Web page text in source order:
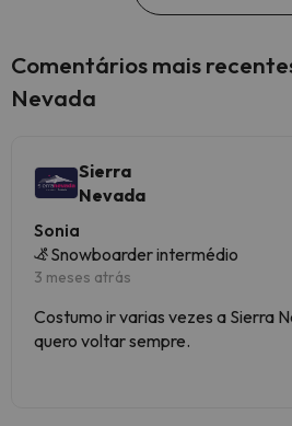
Comentários mais
Nevada
Sierra
Nevada
Sonia
Snowboarder intermédio
3 meses atrás
Costumo ir varias vezes a Sierra
quero voltar sempre.